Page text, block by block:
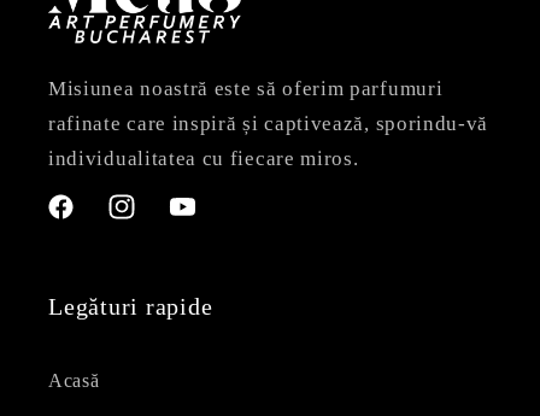
Misiunea noastră este să oferim parfumuri
rafinate care inspiră și captivează, sporindu-vă
individualitatea cu fiecare miros.
FacebookInstagramYouTube
Legături rapide
Acasă